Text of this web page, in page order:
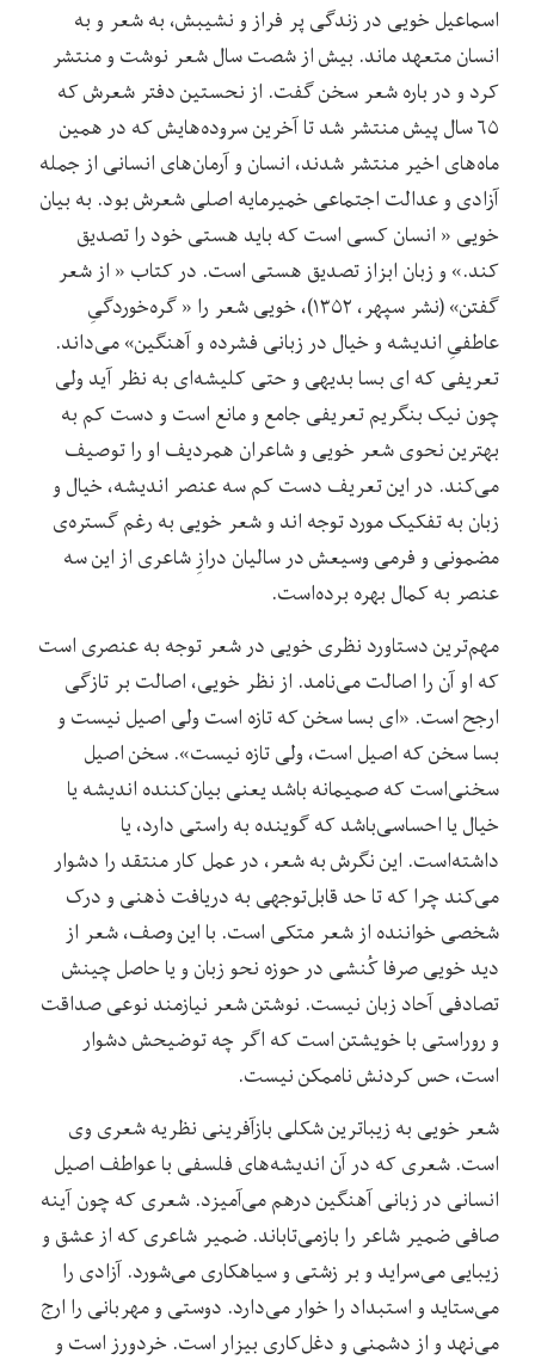
اسماعیل خویی در زندگی پر فراز و نشیبش، به شعر و به
انسان متعهد ماند. بیش از شصت سال شعر نوشت و منتشر
کرد و در باره شعر سخن گفت. از نحستین دفتر شعرش که
۶۵ سال پیش منتشر شد تا آخرین سروده‌هایش که در همین
ماه‌های اخیر منتشر شدند، انسان و آرمان‌های انسانی از جمله
آزادی و عدالت اجتماعی خمیرمایه اصلی شعرش بود. به بیان
خویی « انسان کسی است که باید هستی خود را تصدیق
کند.» و زبان ابزاز تصدیق هستی است. در کتاب « از شعر
گفتن» (نشر سپهر، ۱۳۵۲)، خویی شعر را « گره‌خوردگیِ
عاطفیِ اندیشه و خیال در زبانی فشرده و آهنگین» می‌داند.
تعریفی که ای بسا بدیهی و حتی کلیشه‌ای به نظر آید ولی
چون نیک بنگریم تعریفی جامع و مانع است و دست کم به
بهترین نحوی شعر خویی و شاعران همردیف او را توصیف
می‌کند. در این تعریف دست کم سه عنصر اندیشه، خیال و
زبان به تفکیک مورد توجه‌ اند و شعر خویی به رغم گستره‌ی
مضمونی و فرمی وسیعش در سالیان درازِ شاعری از این سه
عنصر به کمال بهره برده‌است.
مهم‌ترین دستاورد نظری خویی در شعر توجه به عنصری‌ است
که او آن را اصالت می‌نامد. از نظر خویی، اصالت بر تازگی
ارجح است. «ای بسا سخن که تازه است ولی اصیل نیست و
بسا سخن که اصیل است، ولی تازه نیست». سخن اصیل
سخنی‌است که صمیمانه باشد یعنی بیان‌کننده اندیشه یا
خیال یا احساسی‌باشد که گوینده به راستی دارد، یا
داشته‌است. این نگرش به شعر، در عمل کار منتقد را دشوار
می‌کند چرا که تا حد قابل‌توجهی به دریافت ذهنی و درک
شخصی خواننده از شعر متکی است. با این وصف، شعر از
دید خویی صرفا کُنشی در حوزه نحو زبان و یا حاصل چینش
تصادفی آحاد زبان نیست. نوشتن شعر نیازمند نوعی صداقت
و روراستی با خویشتن است که اگر چه توضیحش دشوار
است، حس کردنش ناممکن نیست.
شعر خویی به زیباترین شکلی بازآفرینی نظریه شعری وی
است. شعری که در آن اندیشه‌های فلسفی با عواطف اصیل
انسانی در زبانی آهنگین درهم می‌آمیزد. شعری که چون آینه
صافی ضمیر شاعر را بازمی‌تاباند. ضمیر شاعری که از عشق و
زیبایی می‌سراید و بر زشتی و سیاهکاری می‌شورد. آزادی را
می‌ستاید و استبداد را خوار می‌دارد. دوستی و مهربانی را ارج
می‌نهد و از دشمنی و دغل‌کاری بیزار است. خردورز است و